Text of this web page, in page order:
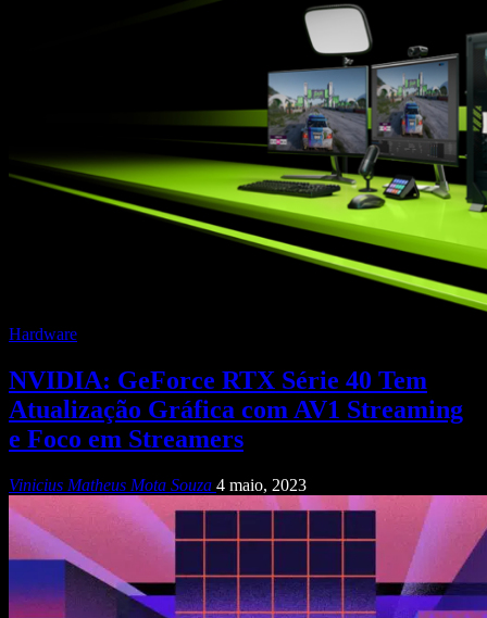
Hardware
NVIDIA: GeForce RTX Série 40 Tem
Atualização Gráfica com AV1 Streaming
e Foco em Streamers
Vinicius Matheus Mota Souza 4 maio, 2023